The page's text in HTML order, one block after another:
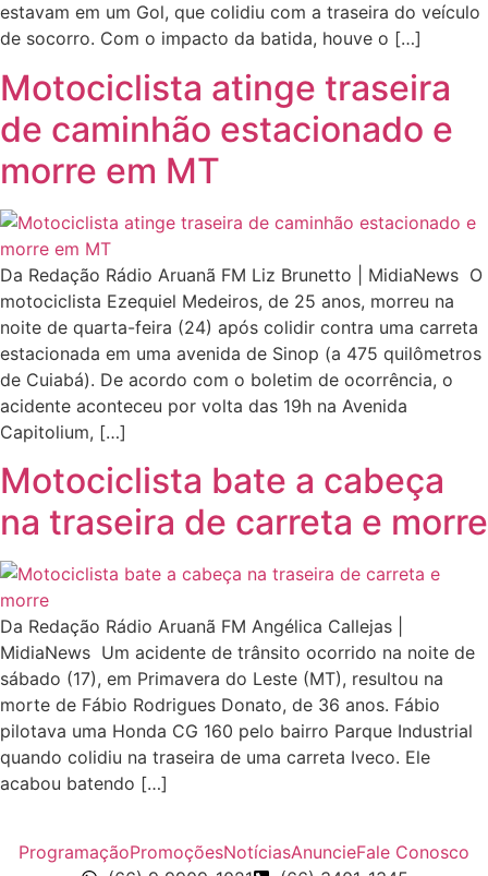
estavam em um Gol, que colidiu com a traseira do veículo
de socorro. Com o impacto da batida, houve o […]
Motociclista atinge traseira
de caminhão estacionado e
morre em MT
Da Redação Rádio Aruanã FM Liz Brunetto | MidiaNews O
motociclista Ezequiel Medeiros, de 25 anos, morreu na
noite de quarta-feira (24) após colidir contra uma carreta
estacionada em uma avenida de Sinop (a 475 quilômetros
de Cuiabá). De acordo com o boletim de ocorrência, o
acidente aconteceu por volta das 19h na Avenida
Capitolium, […]
Motociclista bate a cabeça
na traseira de carreta e morre
Da Redação Rádio Aruanã FM Angélica Callejas |
MidiaNews Um acidente de trânsito ocorrido na noite de
sábado (17), em Primavera do Leste (MT), resultou na
morte de Fábio Rodrigues Donato, de 36 anos. Fábio
pilotava uma Honda CG 160 pelo bairro Parque Industrial
quando colidiu na traseira de uma carreta Iveco. Ele
acabou batendo […]
ProgramaçãoPromoçõesNotíciasAnuncieFale Conosco